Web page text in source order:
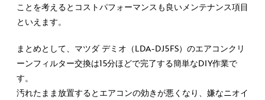
ことを考えるとコストパフォーマンスも良いメンテナンス項目
といえます。
まとめとして、マツダ デミオ（LDA-DJ5FS）のエアコンクリ
ーンフィルター交換は15分ほどで完了する簡単なDIY作業で
す。
汚れたまま放置するとエアコンの効きが悪くなり、嫌なニオイ